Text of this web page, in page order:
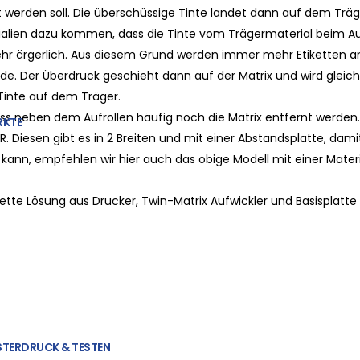
& TESTEN
soll. Die überschüssige Tinte landet dann auf dem
dazu kommen, dass die Tinte vom Trägermaterial beim
ärgerlich. Aus diesem Grund werden immer mehr Etiketten
Der Überdruck geschieht dann auf der Matrix und wird
auf dem Träger.
neben dem Aufrollen häufig noch die Matrix entfernt
Diesen gibt es in 2 Breiten und mit einer Abstandsplatte,
empfehlen wir hier auch das obige Modell mit einer
Lösung aus Drucker, Twin-Matrix Aufwickler und